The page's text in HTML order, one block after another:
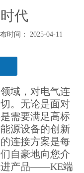
代
间： 2025-04-11
域，对电气连
。无论是面对
需要满足高标
源设备的创新
连接方案是每
自豪地向您介
进产品——KE端